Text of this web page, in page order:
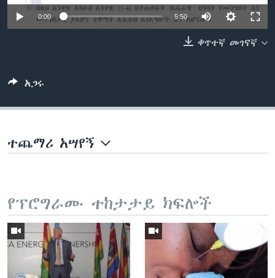
0:00 5:50
ቀጥተኛ መገናኛ
አጋሩ
ተጨማሪ አሣየኝ
የፕሮግራሙ ተከታታይ ክፍሎች